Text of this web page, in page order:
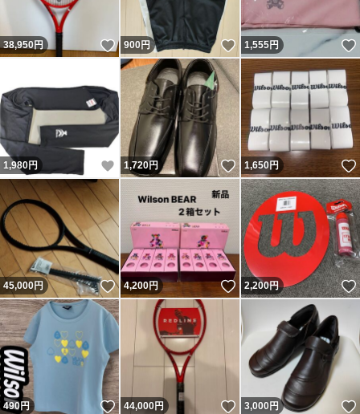
38,950円 いいね！
900円 いいね！
1,555円
1,980円 いいね！
1,720円 いいね！
1,650円
45,000円 いいね！
4,200円 いいね！
2,200円
490円 いいね！
44,000円 いいね！
3,000円